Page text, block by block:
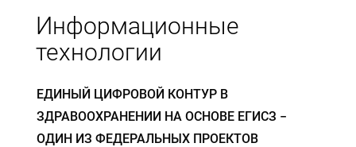
Информационные
технологии
ЕДИНЫЙ ЦИФРОВОЙ КОНТУР В
ЗДРАВООХРАНЕНИИ НА ОСНОВЕ ЕГИСЗ −
ОДИН ИЗ ФЕДЕРАЛЬНЫХ ПРОЕКТОВ